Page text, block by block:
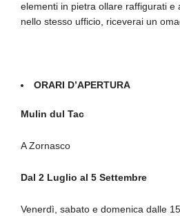
elementi in pietra ollare raffigurati e
nello stesso ufficio, riceverai un
ORARI D’APERTURA
Mulin dul Tac
A Zornasco
Dal 2 Luglio al 5 Settembre
Venerdì, sabato e domenica dalle